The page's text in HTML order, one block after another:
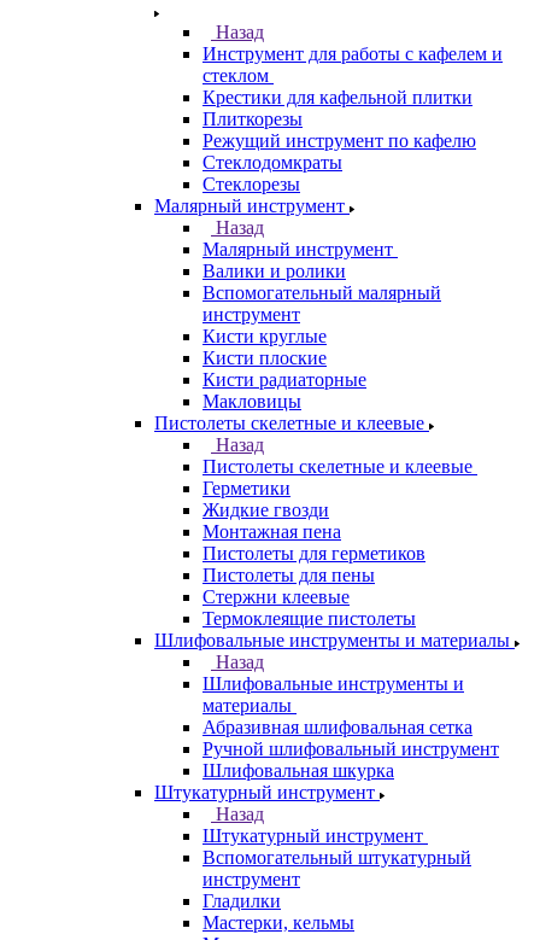
Назад
Инструмент для работы с кафелем и
стеклом
Крестики для кафельной плитки
Плиткорезы
Режущий инструмент по кафелю
Стеклодомкраты
Стеклорезы
Малярный инструмент
Назад
Малярный инструмент
Валики и ролики
Вспомогательный малярный
инструмент
Кисти круглые
Кисти плоские
Кисти радиаторные
Макловицы
Пистолеты скелетные и клеевые
Назад
Пистолеты скелетные и клеевые
Герметики
Жидкие гвозди
Монтажная пена
Пистолеты для герметиков
Пистолеты для пены
Стержни клеевые
Термоклеящие пистолеты
Шлифовальные инструменты и материалы
Назад
Шлифовальные инструменты и
материалы
Абразивная шлифовальная сетка
Ручной шлифовальный инструмент
Шлифовальная шкурка
Штукатурный инструмент
Назад
Штукатурный инструмент
Вспомогательный штукатурный
инструмент
Гладилки
Мастерки, кельмы